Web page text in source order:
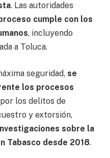
. Las autoridades
cumple con los
, incluyendo
a Toluca.
seguridad, se
los procesos
por los delitos de
y extorsión,
sobre la
Tabasco desde 2018.